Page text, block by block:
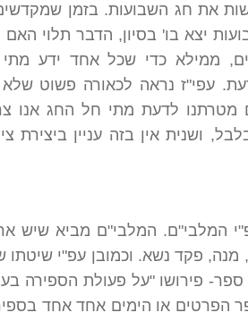
את חג השבועות. בזמן
יצא בו' בסיון, הדבר תלוי האם
ממילא כדי שכל אחד ידע
עפי"ז נראה לכאורה פשוט
לדעת מתי חל החג אנו
ושנית אין בזה עניין ביצירת
המלבי"ם. המלבי"ם מביא שיש
פקד נשא. וכמובן עפ"י שיטתו
ספר- פירושו "על פעולת הספירה
הפרטים או הימים אחד אחד